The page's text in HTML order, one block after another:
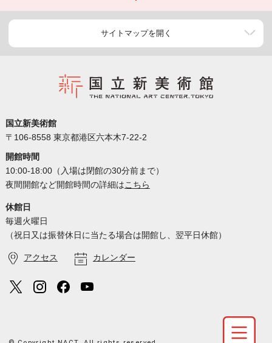
サイトマップを開く
国立新美術館
〒106-8558 東京都港区六本木7-22-2
開館時間
10:00-18:00（入場は閉館の30分前まで）
夜間開館など開館時間の詳細はこちら
休館日
毎週火曜日
（祝日又は振替休日に当たる場合は開館し、翌平日休館）
アクセス カレンダー